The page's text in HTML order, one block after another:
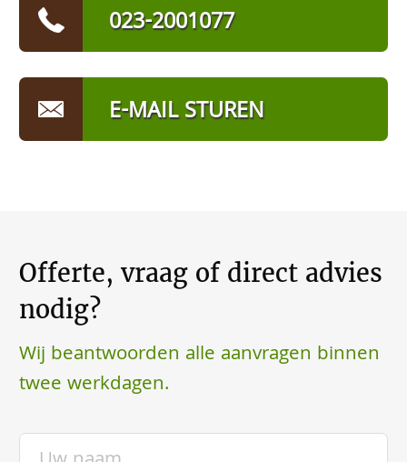
023-2001077
E-MAIL STUREN
Offerte, vraag of direct advies
nodig?
Wij beantwoorden alle aanvragen binnen
twee werkdagen.